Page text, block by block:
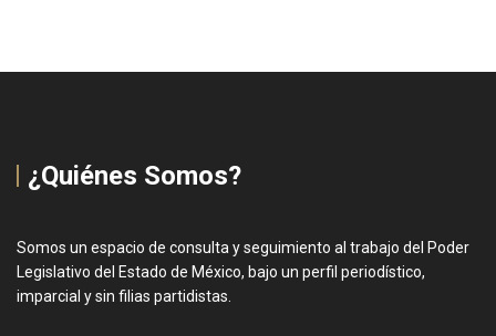
¿Quiénes Somos?
Somos un espacio de consulta y seguimiento al trabajo del Poder
Legislativo del Estado de México, bajo un perfil periodístico,
imparcial y sin filias partidistas.